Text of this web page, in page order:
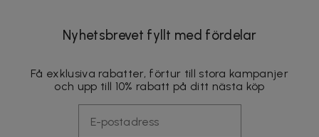
Nyhetsbrevet fyllt med fördelar
Få exklusiva rabatter, förtur till stora kampanjer
och upp till 10% rabatt på ditt nästa köp